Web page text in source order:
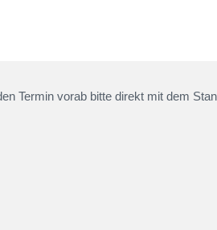
Termin vorab bitte direkt mit dem